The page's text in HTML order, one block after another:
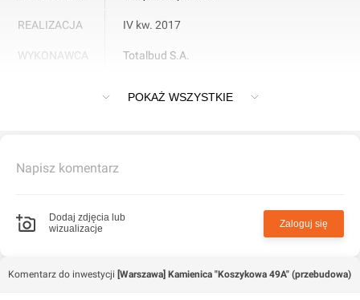
REALIZACJA IV kw. 2017
WYKONAWCA Totalbud S.A.
Przebudowa kamienicy "Koszykowa 49A" w Warszawie
POKAŻ WSZYSTKIE
Napisz komentarz
Dodaj zdjęcia lub
wizualizacje
Zaloguj się
Komentarz do inwestycji [Warszawa] Kamienica "Koszykowa 49A" (przebudowa)